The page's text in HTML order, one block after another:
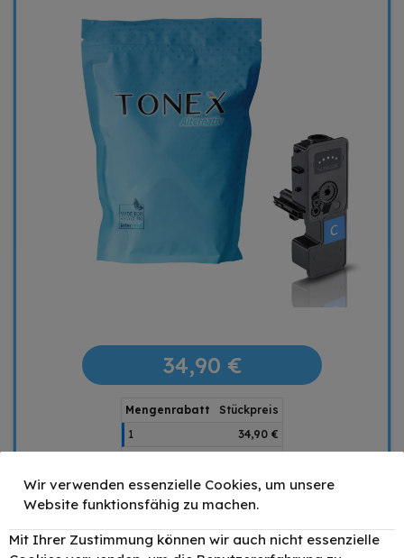
34,90 €
Mengenrabatt
Stückpreis
1
34,90 €
4 31,41 € - 10%
6 29,66 € - 15%
– +
Wir verwenden essenzielle Cookies, um unsere
Website funktionsfähig zu machen.
Mit Ihrer Zustimmung können wir auch nicht essenzielle